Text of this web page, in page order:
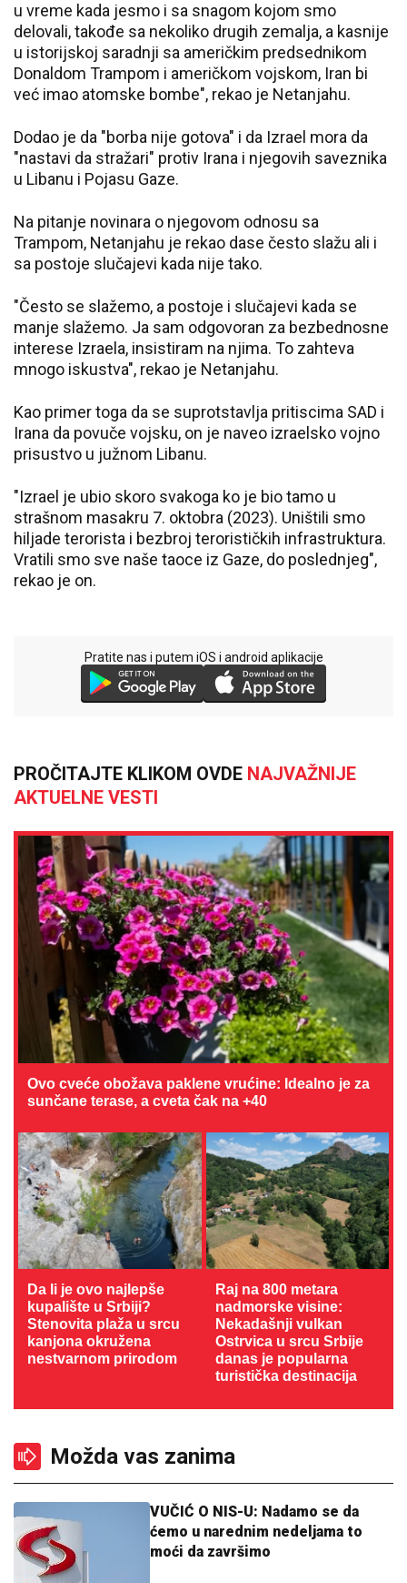
u vreme kada jesmo i sa snagom kojom smo
delovali, takođe sa nekoliko drugih zemalja, a kasnije
u istorijskoj saradnji sa američkim predsednikom
Donaldom Trampom i američkom vojskom, Iran bi
već imao atomske bombe", rekao je Netanjahu.
Dodao je da "borba nije gotova" i da Izrael mora da
"nastavi da stražari" protiv Irana i njegovih saveznika
u Libanu i Pojasu Gaze.
Na pitanje novinara o njegovom odnosu sa
Trampom, Netanjahu je rekao dase često slažu ali i
sa postoje slučajevi kada nije tako.
"Često se slažemo, a postoje i slučajevi kada se
manje slažemo. Ja sam odgovoran za bezbednosne
interese Izraela, insistiram na njima. To zahteva
mnogo iskustva", rekao je Netanjahu.
Kao primer toga da se suprotstavlja pritiscima SAD i
Irana da povuče vojsku, on je naveo izraelsko vojno
prisustvo u južnom Libanu.
"Izrael je ubio skoro svakoga ko je bio tamo u
strašnom masakru 7. oktobra (2023). Uništili smo
hiljade terorista i bezbroj terorističkih infrastruktura.
Vratili smo sve naše taoce iz Gaze, do poslednjeg",
rekao je on.
Pratite nas i putem iOS i android aplikacije
PROČITAJTE KLIKOM OVDE NAJVAŽNIJE
AKTUELNE VESTI
Ovo cveće obožava paklene vrućine: Idealno je za
sunčane terase, a cveta čak na +40
Da li je ovo najlepše
kupalište u Srbiji?
Stenovita plaža u srcu
kanjona okružena
nestvarnom prirodom
Raj na 800 metara
nadmorske visine:
Nekadašnji vulkan
Ostrvica u srcu Srbije
danas je popularna
turistička destinacija
Možda vas zanima
VUČIĆ O NIS-U: Nadamo se da
ćemo u narednim nedeljama to
moći da završimo